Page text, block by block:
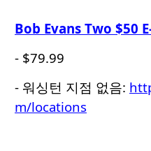
Bob Evans Two $50
- $79.99
- 워싱턴 지점 없음:
m/locations